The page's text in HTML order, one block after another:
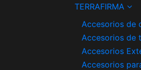
TERRAFIRMA
Accesorios de
Accesorios de
Accesorios
Accesorios